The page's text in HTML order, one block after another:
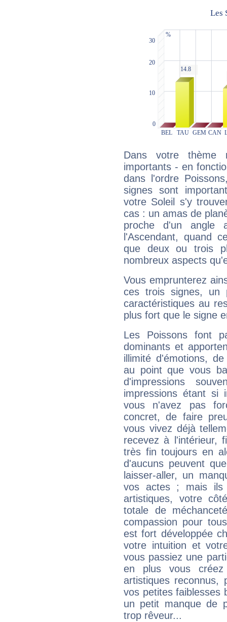
Dans votre thème
importants - en
dans l'ordre
signes sont
votre Soleil s'y
cas : un amas de
proche d'un
l'Ascendant, quand
que deux ou trois
nombreux aspects
Vous emprunterez
ces trois signes, un
caractéristiques au
plus fort que le signe
Les Poissons font
dominants et
illimité d'émotions,
au point que vous
d'impressions
impressions étant si
vous n'avez pas
concret, de faire
vous vivez déjà
recevez à l'intérieur,
très fin toujours en
d'aucuns peuvent
laisser-aller, un
vos actes ; mais ils
artistiques, votre
totale de
compassion pour
est fort développée
votre intuition et
vous passiez une
en plus vous
artistiques reconnus,
vos petites faiblesses
un petit manque de
trop rêveur...